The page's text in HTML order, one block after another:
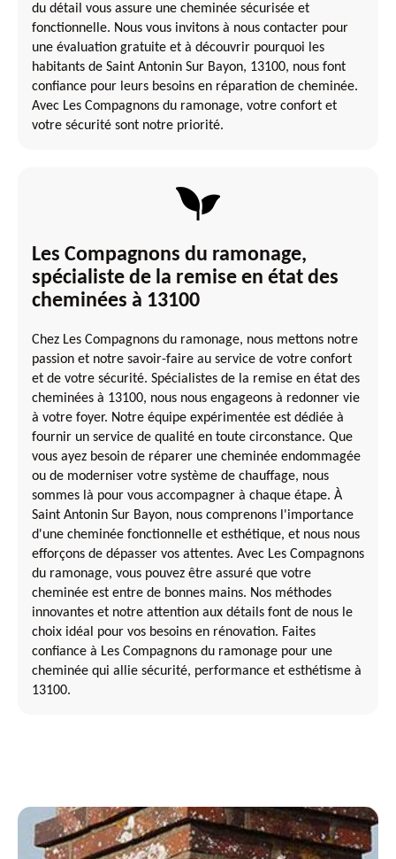
du détail vous assure une cheminée sécurisée et
fonctionnelle. Nous vous invitons à nous contacter pour
une évaluation gratuite et à découvrir pourquoi les
habitants de Saint Antonin Sur Bayon, 13100, nous font
confiance pour leurs besoins en réparation de cheminée.
Avec Les Compagnons du ramonage, votre confort et
votre sécurité sont notre priorité.
Les Compagnons du ramonage,
spécialiste de la remise en état des
cheminées à 13100
Chez Les Compagnons du ramonage, nous mettons notre
passion et notre savoir-faire au service de votre confort
et de votre sécurité. Spécialistes de la remise en état des
cheminées à 13100, nous nous engageons à redonner vie
à votre foyer. Notre équipe expérimentée est dédiée à
fournir un service de qualité en toute circonstance. Que
vous ayez besoin de réparer une cheminée endommagée
ou de moderniser votre système de chauffage, nous
sommes là pour vous accompagner à chaque étape. À
Saint Antonin Sur Bayon, nous comprenons l'importance
d'une cheminée fonctionnelle et esthétique, et nous nous
efforçons de dépasser vos attentes. Avec Les Compagnons
du ramonage, vous pouvez être assuré que votre
cheminée est entre de bonnes mains. Nos méthodes
innovantes et notre attention aux détails font de nous le
choix idéal pour vos besoins en rénovation. Faites
confiance à Les Compagnons du ramonage pour une
cheminée qui allie sécurité, performance et esthétisme à
13100.